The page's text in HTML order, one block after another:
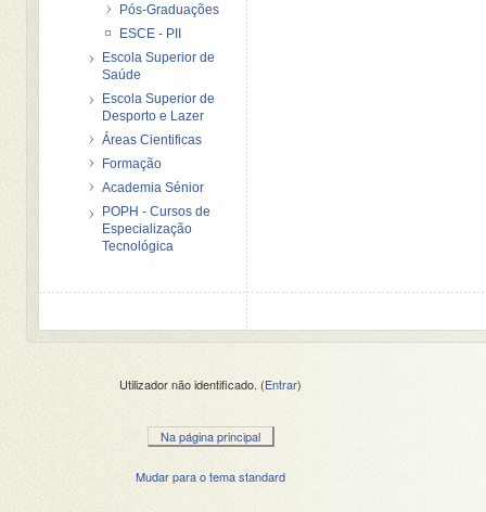
Pós-Graduações
ESCE - PII
Escola Superior de
Saúde
Escola Superior de
Desporto e Lazer
Áreas Cientificas
Formação
Academia Sénior
POPH - Cursos de
Especialização
Tecnológica
Utilizador não identificado. (Entrar)
Na página principal
Mudar para o tema standard